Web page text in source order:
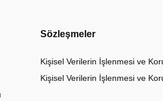
Sözleşmeler
Kişisel Verilerin İşlenmesi ve
Kişisel Verilerin İşlenmesi ve